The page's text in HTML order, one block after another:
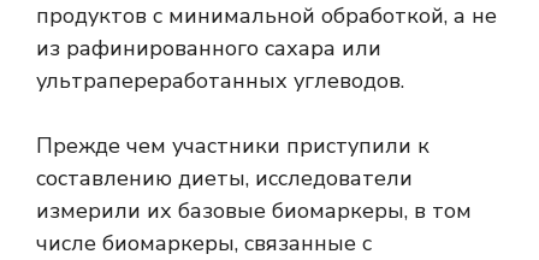
продуктов с минимальной обработкой, а не
из рафинированного сахара или
ультрапереработанных углеводов.
Прежде чем участники приступили к
составлению диеты, исследователи
измерили их базовые биомаркеры, в том
числе биомаркеры, связанные с